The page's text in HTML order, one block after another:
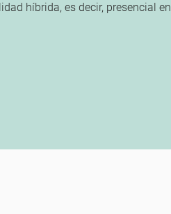
híbrida, es decir, presencial en